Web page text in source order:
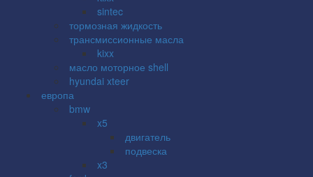
sintec
тормозная жидкость
трансмиссионные масла
kixx
масло моторное shell
hyundai xteer
европа
bmw
x5
двигатель
подвеска
x3